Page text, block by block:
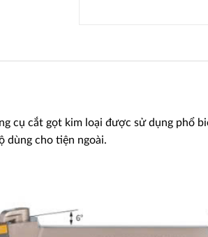
cụ cắt gọt kim loại được sử dụng phổ
dùng cho tiện ngoài.